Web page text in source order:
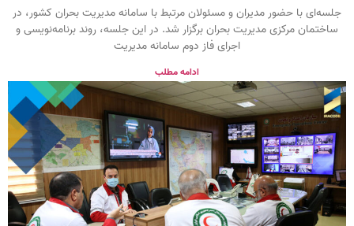
جلسه‌ای با حضور مدیران و مسئولان مرتبط با سامانه مدیریت بحران کشور، در
ساختمان مرکزی مدیریت بحران برگزار شد. در این جلسه، روند برنامه‌نویسی و
اجرای فاز دوم سامانه مدیریت
ادامه مطلب